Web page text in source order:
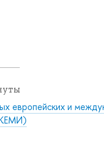
европейских и